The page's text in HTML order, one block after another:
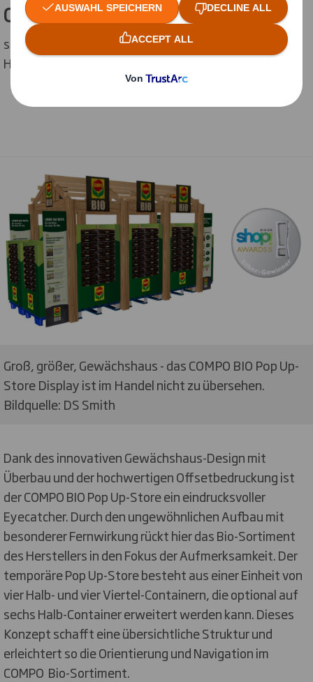
COMPO BIO Pop Up-Store Display
shop! D-A-CH Award Gewinner Silber in der Kategorie
Haus, Baumarkt & Garten
Groß, größer, Gewächshaus - das COMPO BIO Pop Up-
Store Display ist im Handel nicht zu übersehen.
Bildquelle: DS Smith
Dank des innovativen Gewächshaus-Design mit
Überbau und der hochwertigen Offsetbedruckung ist
der COMPO BIO Pop Up-Store ein eindrucksvoller
Eyecatcher. Durch den ungewöhnlichen Aufbau mit
besonderer Fernwirkung rückt hier das Bio-Sortiment
des Herstellers in den Fokus der Aufmerksamkeit. Der
temporäre Pop Up-Store besteht aus einer Einheit von
vier Halb- und vier Viertel-Containern, die optional auf
sechs Halb-Container erweitert werden kann. Dieses
Konzept schafft eine übersichtliche Struktur und
erleichtert so die Orientierung und Navigation im
COMPO Bio-Sortiment.